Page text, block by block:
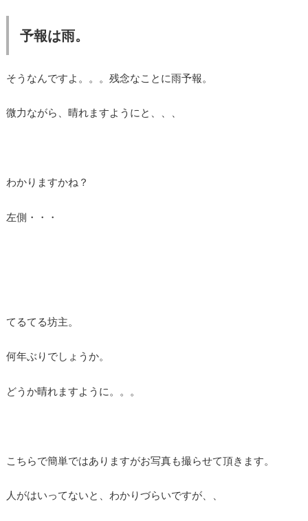
予報は雨。
そうなんですよ。。。残念なことに雨予報。
微力ながら、晴れますようにと、、、
わかりますかね？
左側・・・
てるてる坊主。
何年ぶりでしょうか。
どうか晴れますように。。。
こちらで簡単ではありますがお写真も撮らせて頂きます。
人がはいってないと、わかりづらいですが、、